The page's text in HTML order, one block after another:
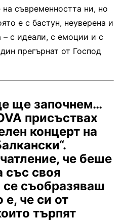
съвременността ни, но
е с бастун, неуверена и
– с идеали, с емоции и с
прегърнат от Господ
ще започнем…
присъствах
концерт на
че беше
със своя
се съобразяваш
че си от
търпят